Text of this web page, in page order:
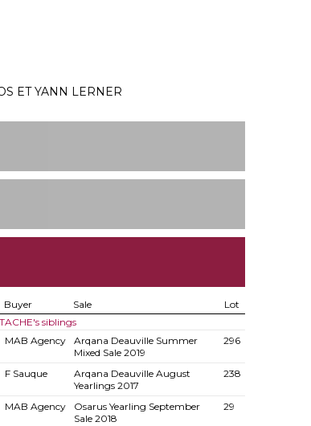
ET YANN LERNER
Buyer Sale
Lot
siblings
MAB Agency
Arqana Deauville Summer
Mixed Sale 2019
296
F Sauque
Arqana Deauville August
Yearlings 2017
238
MAB Agency
Osarus Yearling September
Sale 2018
29